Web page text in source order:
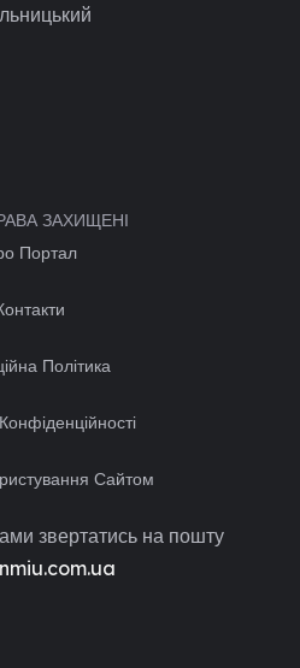
ЗАХИЩЕНІ
Портал
Політика
Сайтом
звертатись на пошту